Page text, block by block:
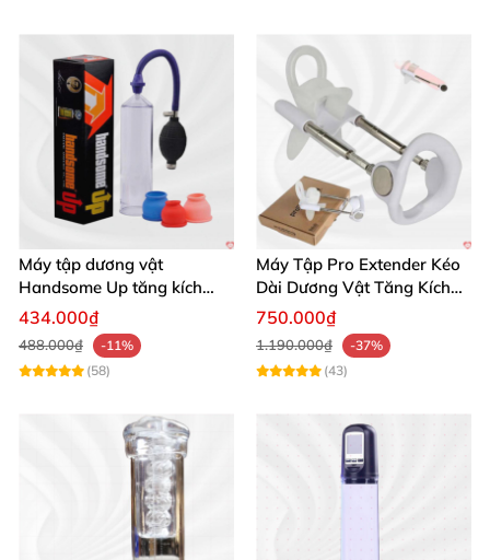
Máy tập dương vật
Handsome Up tăng kích
thước hiệu quả nhanh
434.000₫
488.000₫
-11%
(58)
Máy Tập Pro Extender Kéo
Dài Dương Vật Tăng Kích
Thước Hiệu Quả
750.000₫
1.190.000₫
-37%
(43)